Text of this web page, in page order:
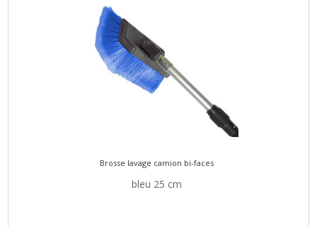
Brosse lavage camion bi-faces
bleu 25 cm